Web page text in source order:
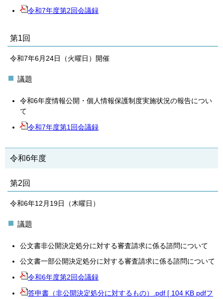
令和7年度第2回会議録
第1回
令和7年6月24日（火曜日）開催
議題
令和6年度情報公開・個人情報保護制度実施状況の報告につい
て
令和7年度第1回会議録
令和6年度
第2回
令和6年12月19日（木曜日）
議題
公文書非公開決定処分に対する審査請求に係る諮問について
公文書一部公開決定処分に対する審査請求に係る諮問について
令和6年度第2回会議録
答申書（非公開決定処分に対するもの）.pdf [ 104 KB pdfフ